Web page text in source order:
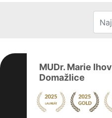
MUDr. Marie
Domažlice